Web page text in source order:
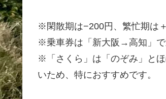
※閑散期は−200円、繁忙期は
※乗車券は「新大阪→高知」で
※「さくら」は「のぞみ」と
いため、特におすすめです。